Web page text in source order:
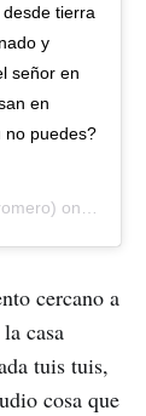
tierra
y
señor en
en
no puedes?
on
cercano a
casa
tuis tuis,
cosa que